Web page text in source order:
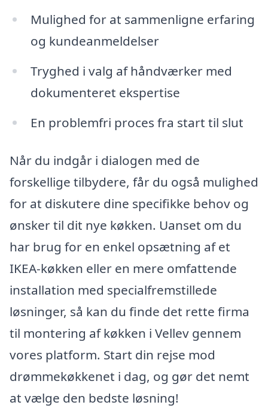
Mulighed for at sammenligne erfaring
og kundeanmeldelser
Tryghed i valg af håndværker med
dokumenteret ekspertise
En problemfri proces fra start til slut
Når du indgår i dialogen med de
forskellige tilbydere, får du også mulighed
for at diskutere dine specifikke behov og
ønsker til dit nye køkken. Uanset om du
har brug for en enkel opsætning af et
IKEA-køkken eller en mere omfattende
installation med specialfremstillede
løsninger, så kan du finde det rette firma
til montering af køkken i Vellev gennem
vores platform. Start din rejse mod
drømmekøkkenet i dag, og gør det nemt
at vælge den bedste løsning!